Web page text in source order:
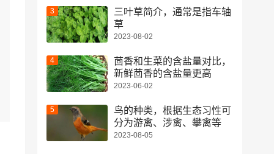
三叶草简介，通常是指车轴
草
2023-08-02
茴香和生菜的含盐量对比，
新鲜茴香的含盐量更高
2023-06-02
鸟的种类，根据生态习性可
分为游禽、涉禽、攀禽等
2023-08-05